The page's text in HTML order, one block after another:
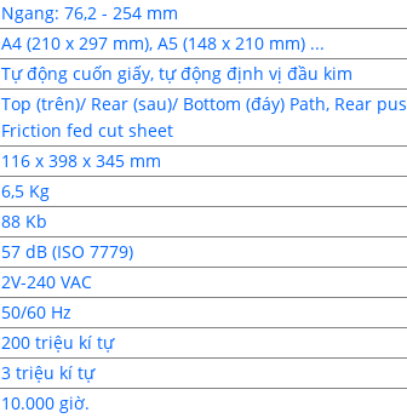
Ngang: 76,2 - 254 mm
A4 (210 x 297 mm), A5 (148 x 210 mm) ...
Tự động cuốn giấy, tự động định vị đầu kim
Top (trên)/ Rear (sau)/ Bottom (đáy) Path, Rear
Friction fed cut sheet
116 x 398 x 345 mm
6,5 Kg
88 Kb
57 dB (ISO 7779)
2V-240 VAC
50/60 Hz
200 triệu kí tự
3 triệu kí tự
10.000 giờ.